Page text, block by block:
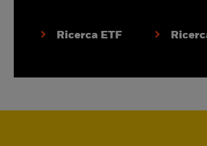
Ricerca ETF